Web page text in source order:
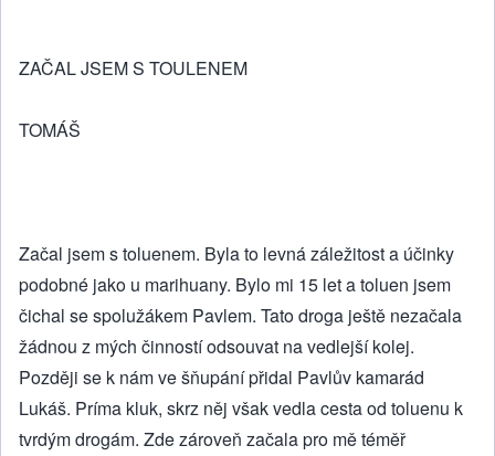
ZAČAL JSEM S TOULENEM
TOMÁŠ
Začal jsem s toluenem. Byla to levná záležitost a účinky
podobné jako u marihuany. Bylo mi 15 let a toluen jsem
čichal se spolužákem Pavlem. Tato droga ještě nezačala
žádnou z mých činností odsouvat na vedlejší kolej.
Později se k nám ve šňupání přidal Pavlův kamarád
Lukáš. Príma kluk, skrz něj však vedla cesta od toluenu k
tvrdým drogám. Zde zároveň začala pro mě téměř